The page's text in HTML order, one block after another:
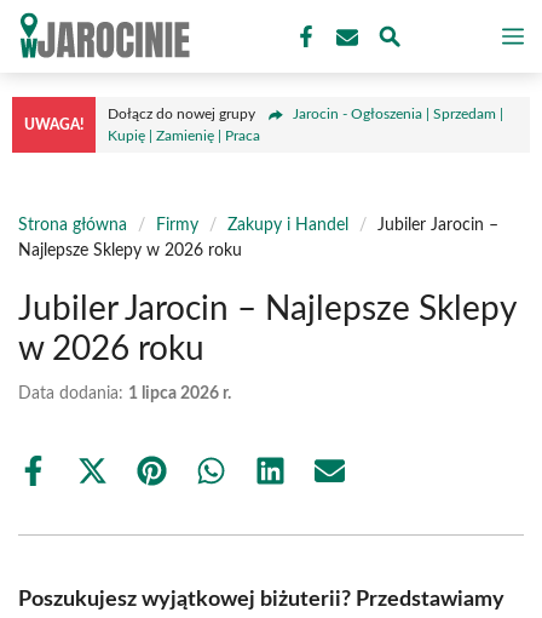
Przejdź
treści
UWAGA!
Dołącz do nowej grupy
Jarocin - Ogłoszenia | Sprzedam |
Kupię | Zamienię | Praca
Strona główna / Firmy / Zakupy i Handel /
Jubiler Jarocin –
Najlepsze Sklepy w 2026 roku
Jubiler Jarocin – Najlepsze Sklepy
w 2026 roku
Data dodania: 1 lipca 2026 r.
Share
Share
(Twitter)
Share Share Share Share
Poszukujesz wyjątkowej biżuterii? Przedstawiamy